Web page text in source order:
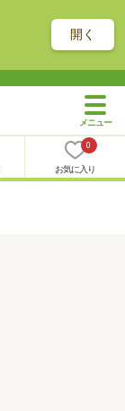
開く
0
お気に入り